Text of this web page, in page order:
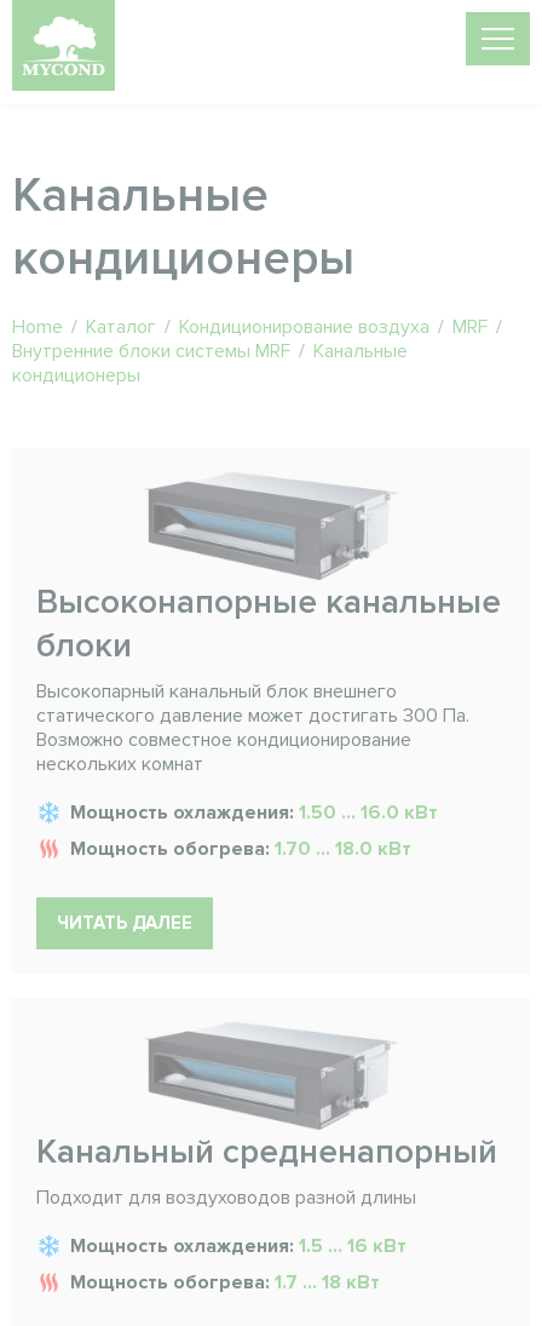
Канальные
кондиционеры
Home / Каталог / Кондиционирование воздуха / MRF /
Внутренние блоки системы MRF / Канальные
кондиционеры
Высоконапорные канальные
блоки
Высокопарный канальный блок внешнего
статического давление может достигать 300 Па.
Возможно совместное кондиционирование
нескольких комнат
Мощность охлаждения: 1.50 ... 16.0 кВт
Мощность обогрева: 1.70 ... 18.0 кВт
ЧИТАТЬ ДАЛЕЕ
Канальный средненапорный
Подходит для воздуховодов разной длины
Мощность охлаждения: 1.5 ... 16 кВт
Мощность обогрева: 1.7 ... 18 кВт